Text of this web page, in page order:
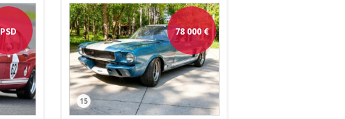
PSD 78 000€
15